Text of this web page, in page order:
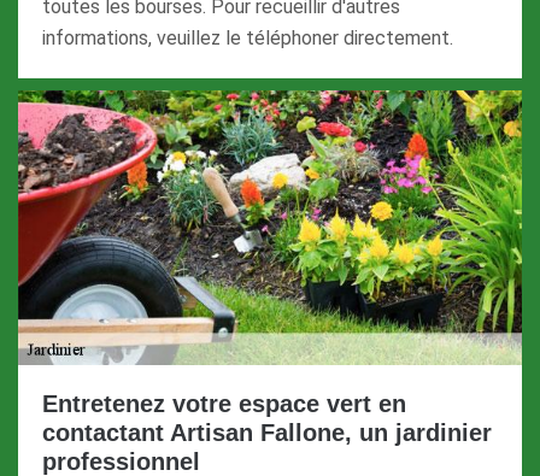
toutes les bourses. Pour recueillir d'autres
informations, veuillez le téléphoner directement.
Entretenez votre espace vert en
contactant Artisan Fallone, un jardinier
professionnel